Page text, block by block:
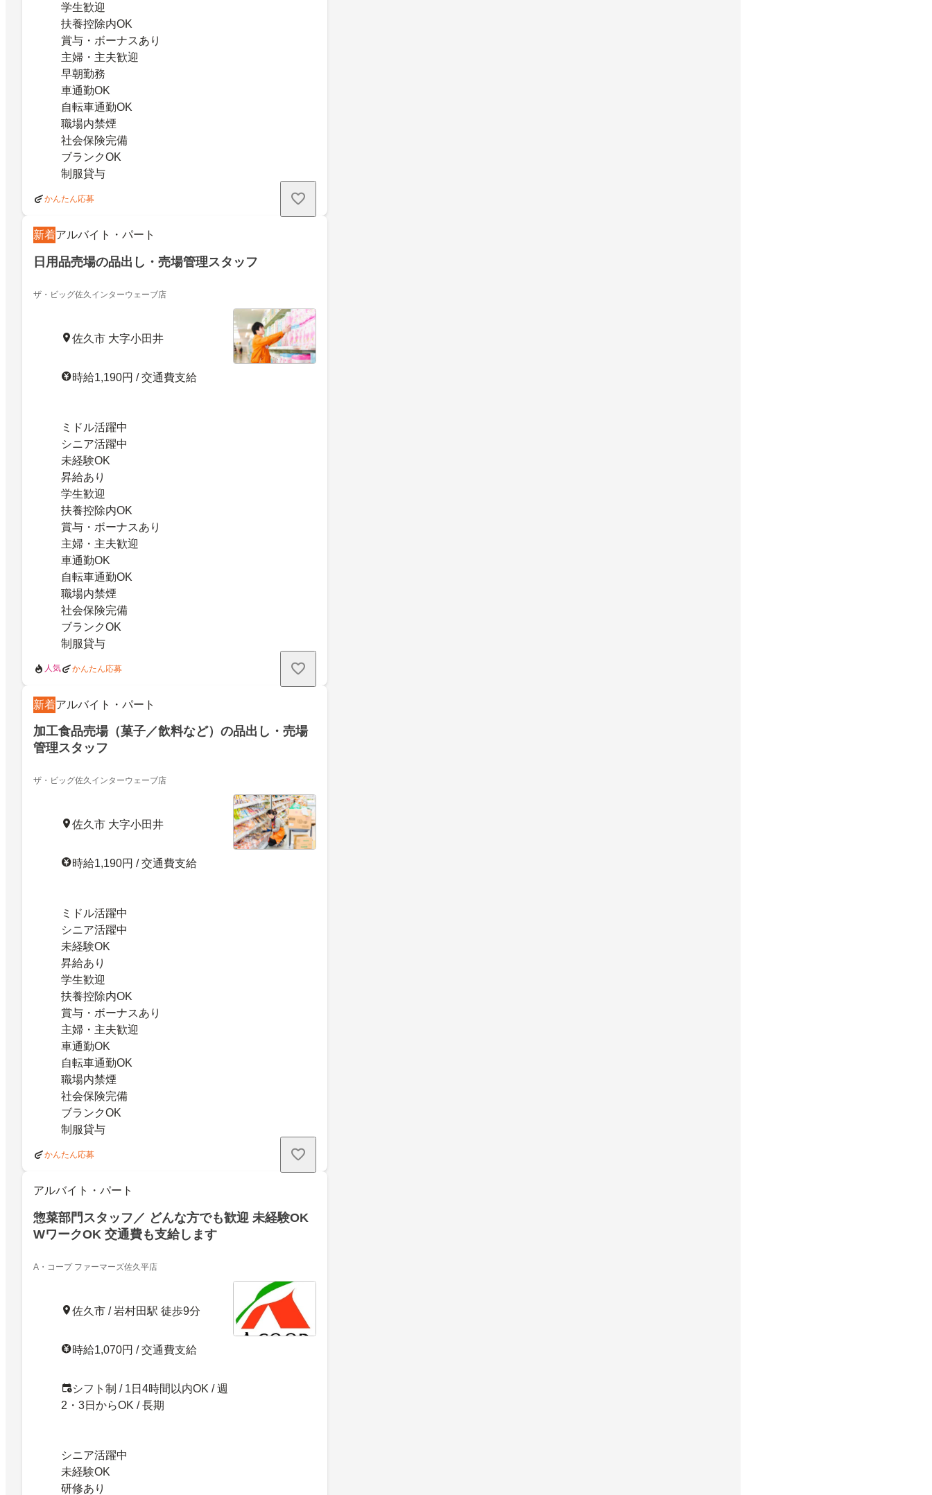
学生歓迎
扶養控除内OK
賞与・ボーナスあり
主婦・主夫歓迎
早朝勤務
車通勤OK
自転車通勤OK
職場内禁煙
社会保険完備
ブランクOK
制服貸与
かんたん応募
新着アルバイト・パート
日用品売場の品出し・売場管理スタッフ
ザ・ビッグ佐久インターウェーブ店
佐久市 大字小田井
時給1,190円 / 交通費支給
ミドル活躍中
シニア活躍中
未経験OK
昇給あり
学生歓迎
扶養控除内OK
賞与・ボーナスあり
主婦・主夫歓迎
車通勤OK
自転車通勤OK
職場内禁煙
社会保険完備
ブランクOK
制服貸与
人気 かんたん応募
新着アルバイト・パート
加工食品売場（菓子／飲料など）の品出し・売場
管理スタッフ
ザ・ビッグ佐久インターウェーブ店
佐久市 大字小田井
時給1,190円 / 交通費支給
ミドル活躍中
シニア活躍中
未経験OK
昇給あり
学生歓迎
扶養控除内OK
賞与・ボーナスあり
主婦・主夫歓迎
車通勤OK
自転車通勤OK
職場内禁煙
社会保険完備
ブランクOK
制服貸与
かんたん応募
アルバイト・パート
惣菜部門スタッフ／ どんな方でも歓迎 未経験OK
WワークOK 交通費も支給します
A・コープ ファーマーズ佐久平店
佐久市 / 岩村田駅 徒歩9分
時給1,070円 / 交通費支給
シフト制 / 1日4時間以内OK / 週
2・3日からOK / 長期
シニア活躍中
未経験OK
研修あり